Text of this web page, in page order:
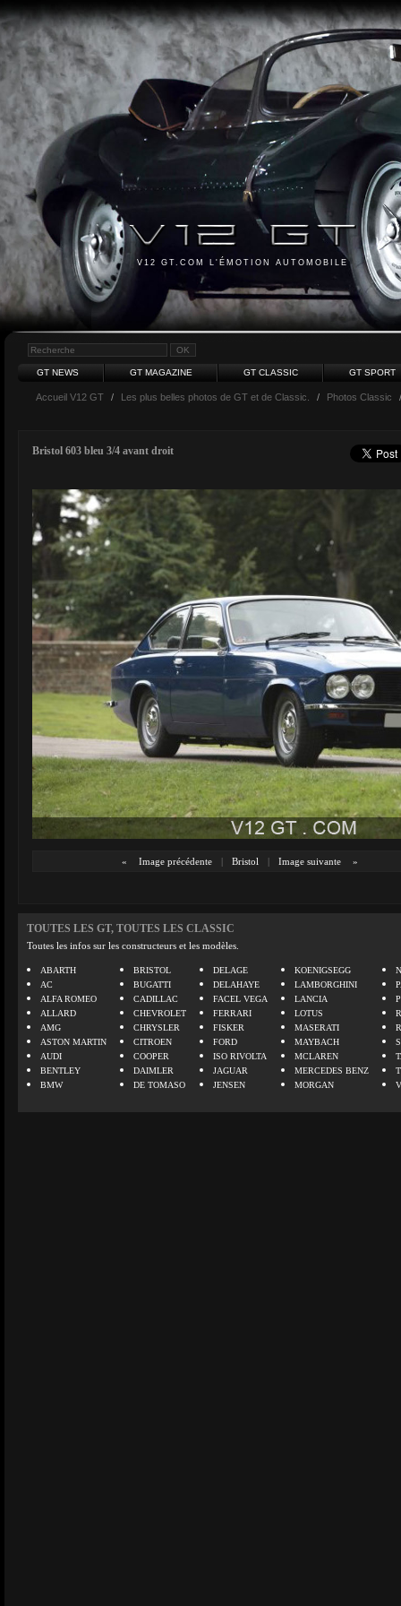
V12 GT.COM L'ÉMOTION AUTOMOBILE
GT NEWS GT MAGAZINE GT CLASSIC GT SPORT
Accueil V12 GT / Les plus belles photos de GT et de Classic. / Photos Classic
Bristol 603 bleu 3/4 avant droit
« Image précédente | Bristol | Image suivante »
TOUTES LES GT, TOUTES LES CLASSIC
Toutes les infos sur les constructeurs et les modèles.
ABARTH
AC
ALFA ROMEO
ALLARD
AMG
ASTON MARTIN
AUDI
BENTLEY
BMW
BRISTOL
BUGATTI
CADILLAC
CHEVROLET
CHRYSLER
CITROEN
COOPER
DAIMLER
DE TOMASO
DELAGE
DELAHAYE
FACEL VEGA
FERRARI
FISKER
FORD
ISO RIVOLTA
JAGUAR
JENSEN
KOENIGSEGG
LAMBORGHINI
LANCIA
LOTUS
MASERATI
MAYBACH
MCLAREN
MERCEDES BENZ
MORGAN